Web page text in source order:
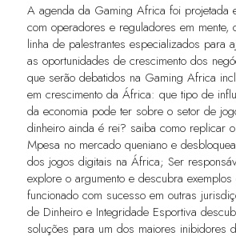
A agenda da Gaming Africa foi projetada
com operadores e reguladores em mente,
linha de palestrantes especializados para
as oportunidades de crescimento dos
que serão debatidos na Gaming Africa
em crescimento da África: que tipo de
da economia pode ter sobre o setor de
dinheiro ainda é rei? saiba como replicar
Mpesa no mercado queniano e
dos jogos digitais na África; Ser
explore o argumento e descubra
funcionado com sucesso em outras
de Dinheiro e Integridade Esportiva
soluções para um dos maiores inibidores